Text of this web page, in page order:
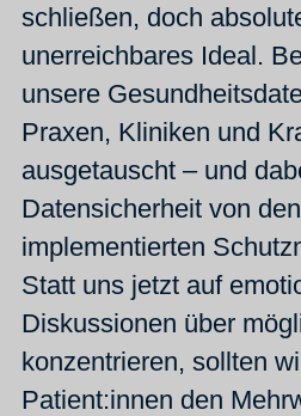
schließen, doch
unerreichbares Ideal.
unsere
Praxen, Kliniken und
ausgetauscht – und
Datensicherheit von
implementierten
Statt uns jetzt auf
Diskussionen über
konzentrieren, sollten
Patient:innen den